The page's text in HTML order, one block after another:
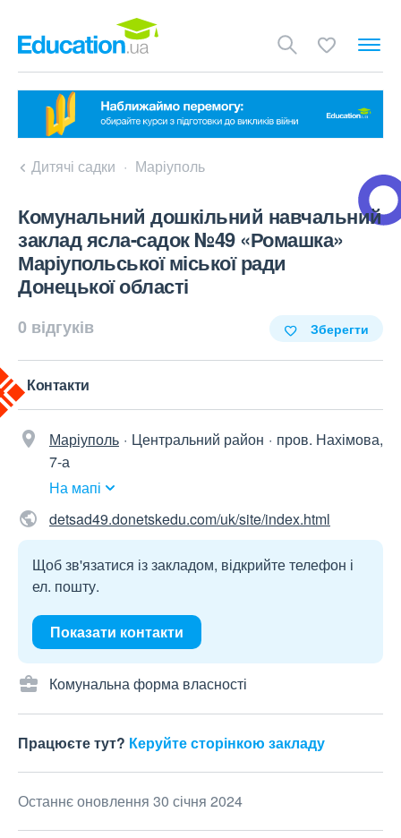
Дитячі садки Маріуполь
Комунальний дошкільний навчальний
заклад ясла-садок №49 «Ромашка»
Маріупольської міської ради
Донецької області
0 відгуків Зберегти
Контакти
Маріуполь Центральний район
пров. Нахімова,
7-а
На мапі
detsad49.donetskedu.com/uk/site/index.html
Щоб зв'язатися із закладом, відкрийте телефон і
ел. пошту.
Показати контакти
Комунальна форма власності
Працюєте тут? Керуйте сторінкою закладу
Останнє оновлення 30 січня 2024